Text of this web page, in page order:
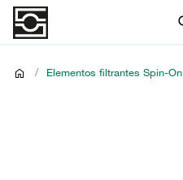
/ Elementos filtrantes Spin-On